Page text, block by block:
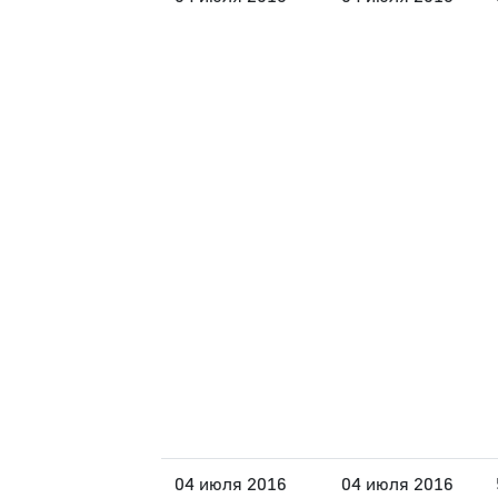
04 июля 2016 04 июля 2016